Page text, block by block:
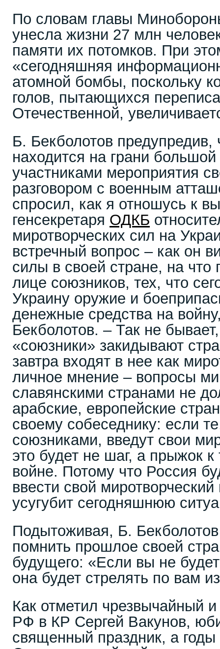
По словам главы
унесла жизни 27 млн
памяти их потомков. При
«сегодняшняя
атомной бомбы, поскольку
голов, пытающихся
Отечественной,
Б. Бекболотов предупредив,
находится на грани
участниками мероприятия
разговором с военным
спросил, как я отношусь к
генсекретаря ОДКБ
миротворческих сил на
встречный вопрос – как он
силы в своей стране, на что
лице союзников, тех, что
Украину оружие и
денежные средства на
Бекболотов. – Так не
«союзники» закидывают
завтра входят в нее как
личное мнение – вопросы
славянскими странами не
арабские, европейские
своему собеседнику: если
союзниками, введут свои
это будет не шаг, а прыжок
войне. Потому что Россия
ввести свой
усугубит сегодняшнюю
Подытоживая, Б.
помнить прошлое своей
будущего: «Если вы не
она будет стрелять по вам
Как отметил чрезвычайный
РФ в КР Сергей Вакунов,
священный праздник, а